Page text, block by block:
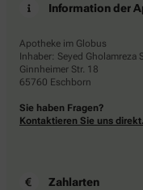
Information der
Apotheke im Globus
Inhaber: Seyed Gholamreza
Ginnheimer Str. 18
65760 Eschborn
Sie haben Fragen?
Kontaktieren Sie uns direkt.
Zahlarten